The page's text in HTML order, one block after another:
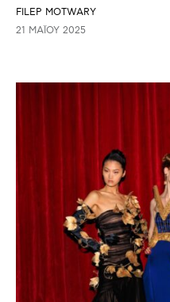
FILEP MOTWARY
21 ΜΑΪ́ΟΥ 2025